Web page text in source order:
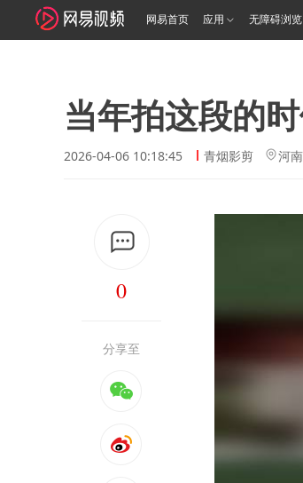
网易首页 应用 无障碍浏览
当年拍这段的
2026-04-06 10:18:45 青烟影剪 河南
0
分享至